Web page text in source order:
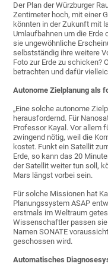
Der Plan der Würzburger
Zentimeter hoch, mit einer
könnten in der Zukunft mit
Umlaufbahnen um die Erde
sie ungewöhnliche
selbstständig ihre weitere
Foto zur Erde zu schicken?
betrachten und dafür
Autonome Zielplanung als
„Eine solche autonome
herausfordernd. Für
Professor Kayal. Vor allem
zwingend nötig, weil die
kostet. Funkt ein Satellit
Erde, so kann das 20
der Satellit weiter tun soll,
Mars längst vorbei sein.
Für solche Missionen hat
Planungssystem ASAP
erstmals im Weltraum
Wissenschaftler passen
Namen SONATE
geschossen wird.
Automatisches